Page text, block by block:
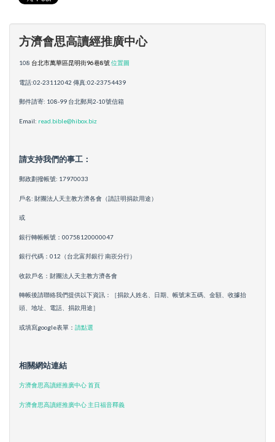
方濟會思高讀經推廣中心
108 台北市萬華區昆明街96巷8號位置圖
電話:02-23112042 傳真:02-23754439
郵件請寄: 108-99 台北郵局2-10號信箱
Email: read.bible@hibox.biz
請支持我們的事工：
郵政劃撥帳號: 17970033
戶名: 財團法人天主教方濟各會（請註明捐款用途）
或
銀行轉帳帳號：00758120000047
銀行代碼：012（台北富邦銀行 南崁分行）
收款戶名：財團法人天主教方濟各會
轉帳後請聯絡我們提供以下資訊：［捐款人姓名、日期、帳號末五碼、金額、收據抬
頭、地址、電話、捐款用途］
或填寫google表單： 請點選
相關網站連結
方濟會思高讀經推廣中心 首頁
方濟會思高讀經推廣中心 主日福音釋義